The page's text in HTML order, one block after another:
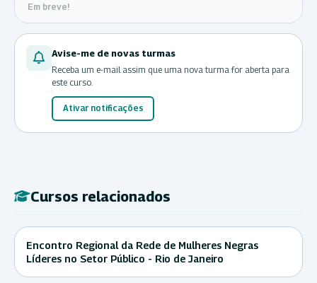
Em breve!
Avise-me de novas turmas
Receba um e-mail assim que uma nova turma for aberta para
este curso.
Ativar notificações
Cursos relacionados
Encontro Regional da Rede de Mulheres Negras
Líderes no Setor Público - Rio de Janeiro